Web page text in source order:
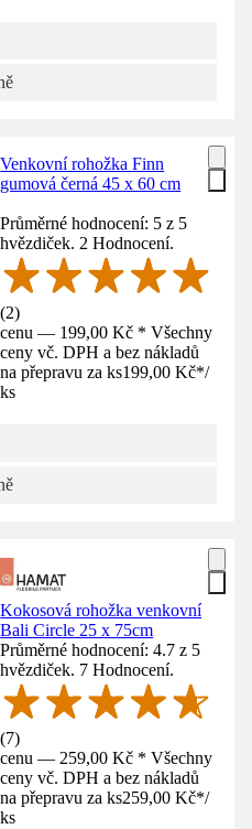
Venkovní rohožka Finn
gumová černá 45 x 60 cm
Průměrné hodnocení: 5 z 5
hvězdiček. 2 Hodnocení.
(2)
cenu — 199,00 Kč * Všechny
ceny vč. DPH a bez nákladů
na přepravu za ks199,00 Kč*/
ks
Kokosová rohožka venkovní
Bali Circle 25 x 75cm
Průměrné hodnocení: 4.7 z 5
hvězdiček. 7 Hodnocení.
(7)
cenu — 259,00 Kč * Všechny
ceny vč. DPH a bez nákladů
na přepravu za ks259,00 Kč*/
ks